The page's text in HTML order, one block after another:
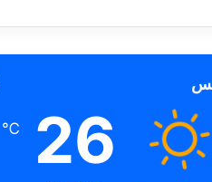
26
℃